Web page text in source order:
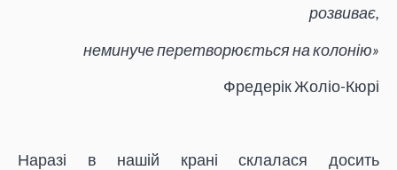
розвиває,
неминуче перетворюється на колонію»
Фредерік Жоліо-Кюрі
Наразі в нашій крані склалася досить